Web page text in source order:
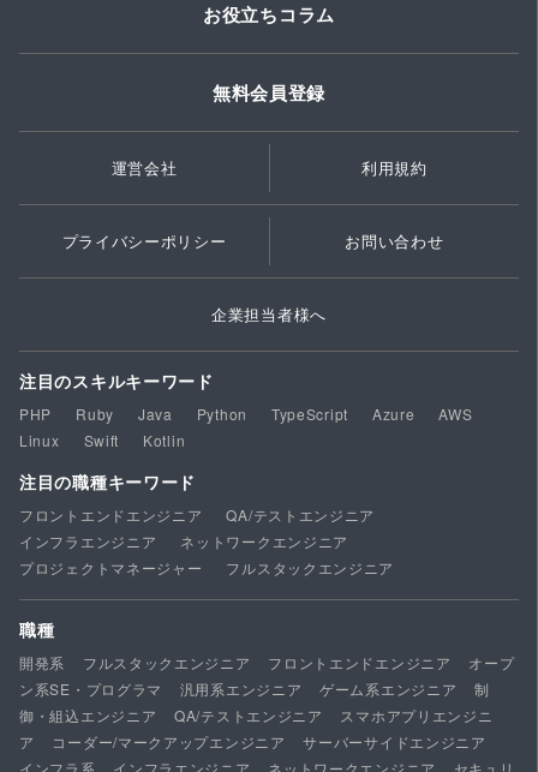
お役立ちコラム
無料会員登録
運営会社 利用規約
プライバシーポリシー お問い合わせ
企業担当者様へ
注目のスキルキーワード
PHP Ruby Java Python TypeScript Azure
AWS
Linux
Swift Kotlin
注目の職種キーワード
フロントエンドエンジニア
QA/テストエンジニア
インフラエンジニア
ネットワークエンジニア
プロジェクトマネージャー
フルスタックエンジニア
職種
開発系 フルスタックエンジニア フロントエンドエンジニア
オープ
ン系SE・プログラマ
汎用系エンジニア ゲーム系エンジニア
制
御・組込エンジニア
QA/テストエンジニア
スマホアプリエンジニ
ア
コーダー/マークアップエンジニア
サーバーサイドエンジニア